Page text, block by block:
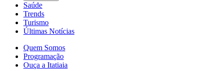
Saúde
Trends
Turismo
Últimas Notícias
Quem Somos
Programação
Ouça a Itatiaia